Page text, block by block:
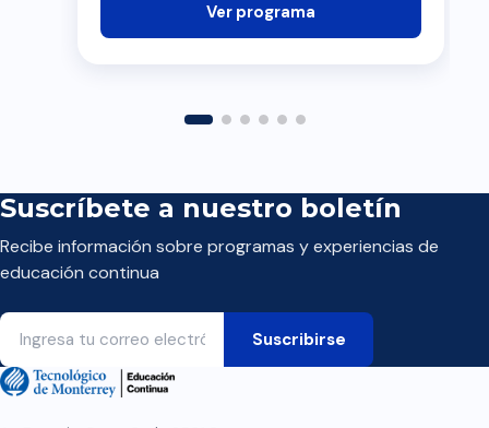
Ver programa
Suscríbete a nuestro boletín
Recibe información sobre programas y experiencias de
educación continua